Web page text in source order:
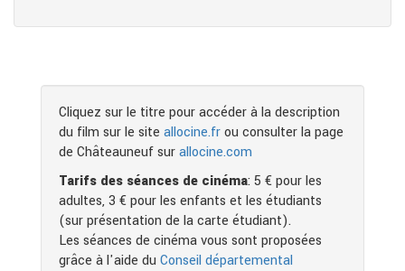
Cliquez sur le titre pour accéder à la description
du film sur le site allocine.frou consulter la page
de Châteauneuf surallocine.com
Tarifs des séances de cinéma: 5 € pour les
adultes, 3 € pour les enfants et les étudiants
(sur présentation de la carte étudiant).
Les séances de cinéma vous sont proposées
grâce à l'aide du Conseil départemental